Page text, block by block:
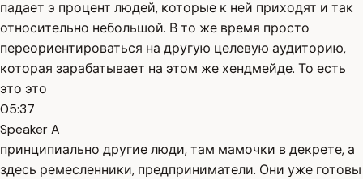
падает э процент людей, которые к ней приходят и так
относительно небольшой. В то же время просто
переориентироваться на другую целевую аудиторию,
которая зарабатывает на этом же хендмейде. То есть
это это
05:37
Speaker A
принципиально другие люди, там мамочки в декрете, а
здесь ремесленники, предприниматели. Они уже готовы